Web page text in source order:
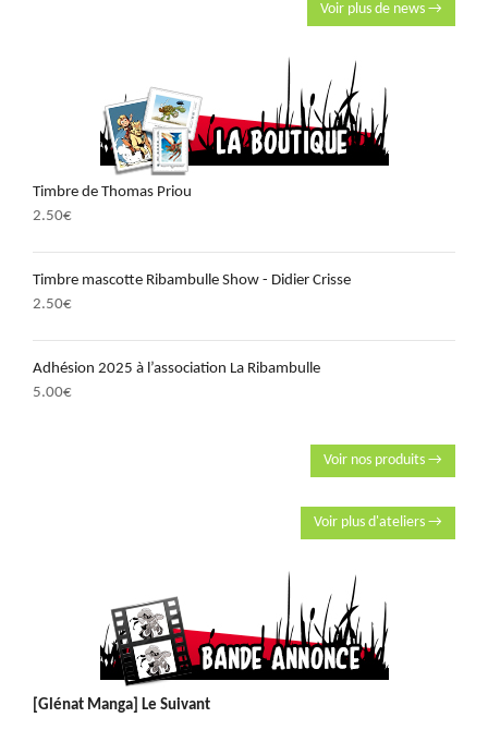
Voir plus de news →
Timbre de Thomas Priou
2.50€
Timbre mascotte Ribambulle Show - Didier Crisse
2.50€
Adhésion 2025 à l’association La Ribambulle
5.00€
Voir nos produits →
Voir plus d'ateliers →
[Glénat Manga] Le Suivant